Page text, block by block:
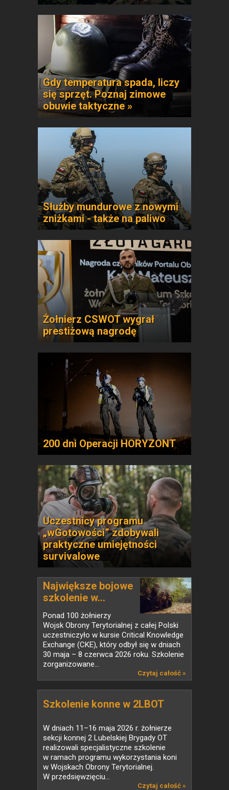
Gdy temperatura spada, liczy
się sprzęt. Poznaj zimowe
obuwie taktyczne »
Służby mundurowe z nowymi
zniżkami - także na paliwo
Żołnierz CSWOT wygrał
prestiżową nagrodę
200 dni Operacji HORYZONT
Uczestnicy programu
„wGotowości” zdobywali
praktyczne umiejętności
survivalowe
Największe bojowe
szkolenie w...
Ponad 100 żołnierzy
Wojsk Obrony Terytorialnej z całej Polski
uczestniczyło w kursie Critical Knowledge
Exchange (CKE), który odbył się w dniach
30 maja – 8 czerwca 2026 roku. Szkolenie
zorganizowane...
Czytaj całość »
Szkolenie konne w 2LBOT
W dniach 11–16 maja 2026 r. żołnierze
sekcji konnej 2 Lubelskiej Brygady OT
realizowali specjalistyczne szkolenie
w ramach programu wykorzystania koni
w Wojskach Obrony Terytorialnej.
W przedsięwzięciu...
Czytaj całość »